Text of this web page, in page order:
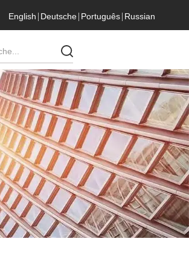
English Deutsche Português Russian